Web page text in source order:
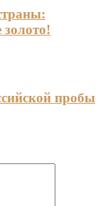
пробы